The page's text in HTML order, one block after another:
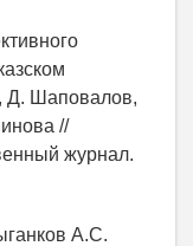
Д. Шаповалов,
//
журнал.
А.С.